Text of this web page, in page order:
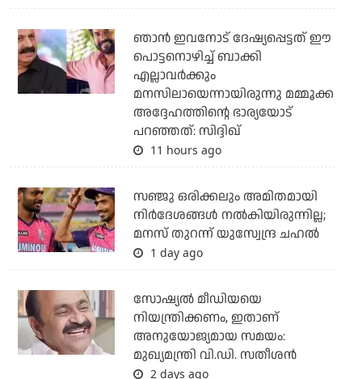
ഞാന്‍ ഇവനോട് ദേഷ്യപ്പെട്ടത് ഈ
പൊട്ടനൊഴിച്ച് ബാക്കി
എല്ലാവര്‍ക്കും
മനസിലായെന്നായിരുന്നു മമ്മൂക്ക
അദ്ദേഹത്തിന്റെ ഭാര്യയോട്
പറഞ്ഞത്: സിദ്ദിഖ്
11 hours ago
സഞ്ജു ഒരിക്കലും അമിതമായി
നിര്‍ദേശങ്ങള്‍ നല്‍കിയിരുന്നില്ല;
മനസ് തുറന്ന് യുസ്വേന്ദ്ര ചഹല്‍
1 day ago
സോഷ്യല്‍ മീഡിയയെ
നിയന്ത്രിക്കണം, ഇതാണ്
അനുയോജ്യമായ സമയം:
മുഖ്യമന്ത്രി വി.ഡി. സതീശന്‍
2 days ago